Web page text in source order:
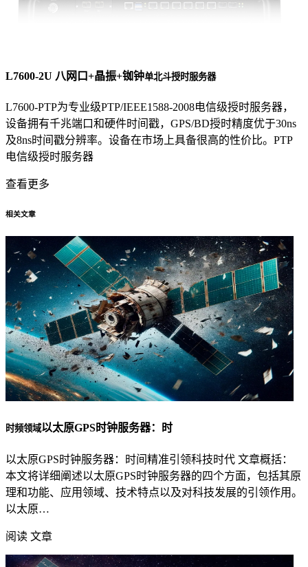
L7600-2U 八网口+晶振+铷钟单北斗授时服务器
L7600-PTP为专业级PTP/IEEE1588-2008电信级授时服务器，
设备拥有千兆端口和硬件时间戳，GPS/BD授时精度优于30ns
及8ns时间戳分辨率。设备在市场上具备很高的性价比。PTP
电信级授时服务器
查看更多
相关文章
时频领域以太原GPS时钟服务器：时
以太原GPS时钟服务器：时间精准引领科技时代 文章概括：
本文将详细阐述以太原GPS时钟服务器的四个方面，包括其原
理和功能、应用领域、技术特点以及对科技发展的引领作用。
以太原…
阅读 文章